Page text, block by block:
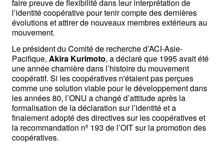
faire preuve de flexibilité dans leur interprétation de
l’identité coopérative pour tenir compte des dernières
évolutions et attirer de nouveaux membres extérieurs au
mouvement.
Le président du Comité de recherche d’ACI-Asie-
Pacifique, Akira Kurimoto, a déclaré que 1995 avait été
une année charnière dans l’histoire du mouvement
coopératif. Si les coopératives n'étaient pas perçues
comme une solution viable pour le développement dans
les années 80, l’ONU a changé d’attitude après la
formalisation de la déclaration sur l’identité et a
finalement adopté des directives sur les coopératives et
la recommandation nº 193 de l’OIT sur la promotion des
coopératives.